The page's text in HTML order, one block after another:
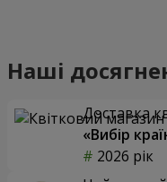
Наші
Доставка
«Вибір
2026 рік